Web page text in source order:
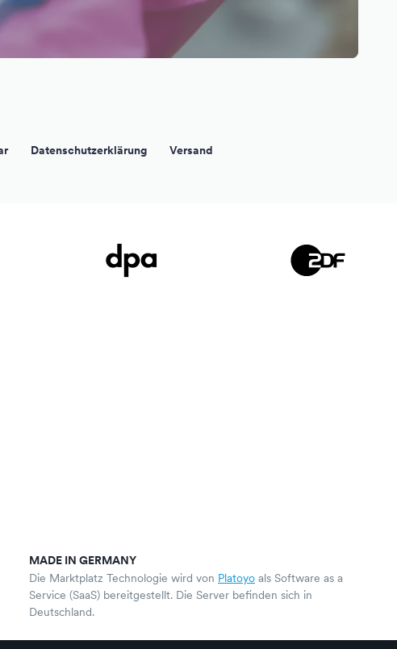
Datenschutzerklärung Versand
MADE IN GERMANY
Die Marktplatz Technologie wird von Platoyo als Software as a
Service (SaaS) bereitgestellt. Die Server befinden sich in
Deutschland.